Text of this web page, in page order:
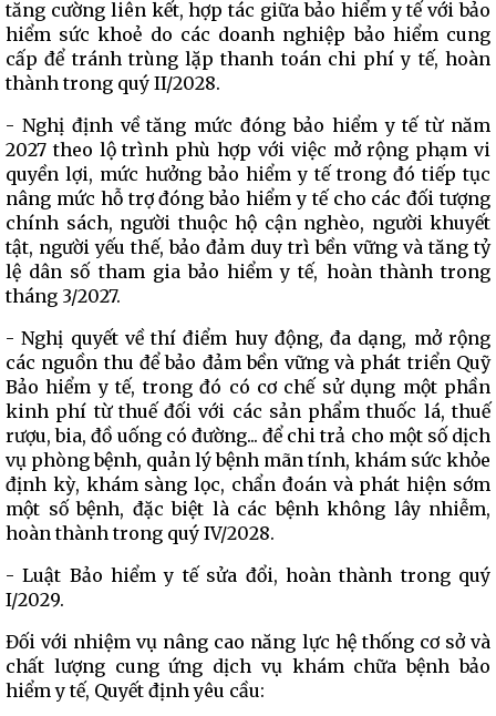
tăng cường liên kết, hợp tác giữa bảo hiểm y tế với bảo
hiểm sức khoẻ do các doanh nghiệp bảo hiểm cung
cấp để tránh trùng lặp thanh toán chi phí y tế, hoàn
thành trong quý II/2028.
- Nghị định về tăng mức đóng bảo hiểm y tế từ năm
2027 theo lộ trình phù hợp với việc mở rộng phạm vi
quyền lợi, mức hưởng bảo hiểm y tế trong đó tiếp tục
nâng mức hỗ trợ đóng bảo hiểm y tế cho các đối tượng
chính sách, người thuộc hộ cận nghèo, người khuyết
tật, người yếu thế, bảo đảm duy trì bền vững và tăng tỷ
lệ dân số tham gia bảo hiểm y tế, hoàn thành trong
tháng 3/2027.
- Nghị quyết về thí điểm huy động, đa dạng, mở rộng
các nguồn thu để bảo đảm bền vững và phát triển Quỹ
Bảo hiểm y tế, trong đó có cơ chế sử dụng một phần
kinh phí từ thuế đối với các sản phẩm thuốc lá, thuế
rượu, bia, đồ uống có đường... để chi trả cho một số dịch
vụ phòng bệnh, quản lý bệnh mãn tính, khám sức khỏe
định kỳ, khám sàng lọc, chẩn đoán và phát hiện sớm
một số bệnh, đặc biệt là các bệnh không lây nhiễm,
hoàn thành trong quý IV/2028.
- Luật Bảo hiểm y tế sửa đổi, hoàn thành trong quý
I/2029.
Đối với nhiệm vụ nâng cao năng lực hệ thống cơ sở và
chất lượng cung ứng dịch vụ khám chữa bệnh bảo
hiểm y tế, Quyết định yêu cầu: